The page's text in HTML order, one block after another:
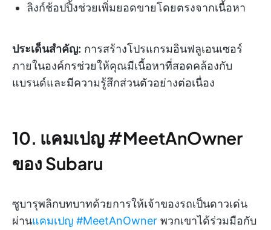
ลิงก์ช้อปปิ้งช่วยเพิ่มยอดขายโดยตรงจากเนื้อหา
ประเด็นสำคัญ: การสร้างโปรแกรมอินฟลูเอนเซอร์
ภายในองค์กรช่วยให้คุณมีเนื้อหาที่สอดคล้องกับ
แบรนด์และมีความรู้สึกส่วนตัวอย่างต่อเนื่อง
10. แคมเปญ #MeetAnOwner
ของ Subaru
ซูบารุพลิกบทบาทด้วยการให้เจ้าของรถเป็นดาวเด่น
ผ่านแคมเปญ #MeetAnOwner พวกเขาได้ร่วมมือกับ